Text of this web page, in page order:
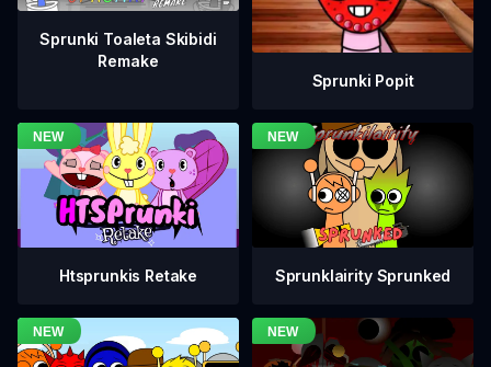
Sprunki Toaleta Skibidi
Remake
Sprunki Popit
Htsprunkis Retake Sprunklairity Sprunked